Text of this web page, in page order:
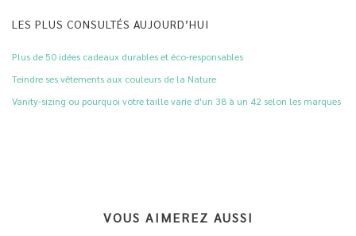
LES PLUS CONSULTÉS AUJOURD’HUI
Plus de 50 idées cadeaux durables et éco-responsables
Teindre ses vêtements aux couleurs de la Nature
Vanity-sizing ou pourquoi votre taille varie d'un 38 à un 42 selon les marques
VOUS AIMEREZ AUSSI